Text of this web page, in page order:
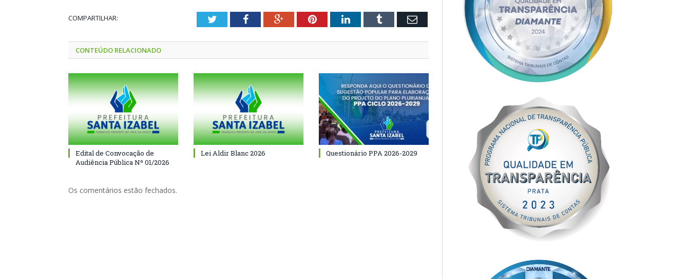
COMPARTILHAR: TwitterFacebookGoogle+PinterestLinkedInTumblr Email
CONTEÚDO RELACIONADO
Edital de Convocação de
Audiência Pública Nº 01/2026
Lei Aldir Blanc 2026 Questionário PPA 2026-2029
Os comentários estão fechados.